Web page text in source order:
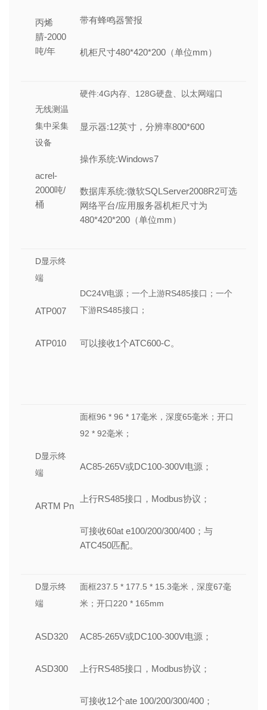
丙烯
腈-2000
吨/年
带有蜂鸣器警报
机柜尺寸480*420*200（单位mm）
无线测温
集中采集
设备
acrel-
2000吨/
桶
硬件:4G内存、128G硬盘、以太网端口
显示器:12英寸，分辨率800*600
操作系统:Windows7
数据库系统:微软SQLServer2008R2可选
网络平台/应用服务器机柜尺寸为
480*420*200（单位mm）
D显示终
端
ATP007
ATP010
DC24V电源；一个上游RS485接口；一个
下游RS485接口；
可以接收1个ATC600-C。
D显示终
端
ARTM Pn
面框96 * 96 * 17毫米，深度65毫米；开口
92 * 92毫米；
AC85-265V或DC100-300V电源；
上行RS485接口，Modbus协议；
可接收60at e100/200/300/400；与
ATC450匹配。
D显示终
端
ASD320
ASD300
面框237.5 * 177.5 * 15.3毫米，深度67毫
米；开口220 * 165mm
AC85-265V或DC100-300V电源；
上行RS485接口，Modbus协议；
可接收12个ate 100/200/300/400；